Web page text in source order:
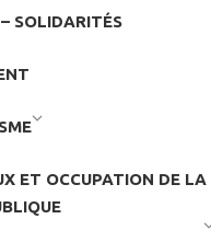
SOLIDARITÉS
ET OCCUPATION DE LA